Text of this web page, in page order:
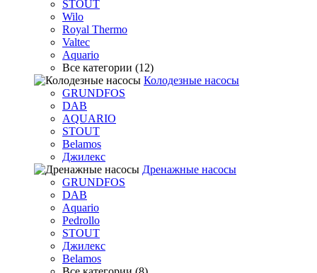
STOUT
Wilo
Royal Thermo
Valtec
Aquario
Все категории (12)
Колодезные насосы
GRUNDFOS
DAB
AQUARIO
STOUT
Belamos
Джилекс
Дренажные насосы
GRUNDFOS
DAB
Aquario
Pedrollo
STOUT
Джилекс
Belamos